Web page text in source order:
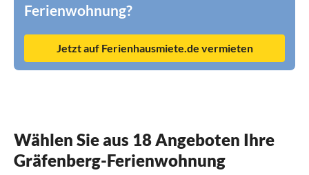
Ferienwohnung?
Jetzt auf Ferienhausmiete.de vermieten
Wählen Sie aus 18 Angeboten Ihre
Gräfenberg-Ferienwohnung